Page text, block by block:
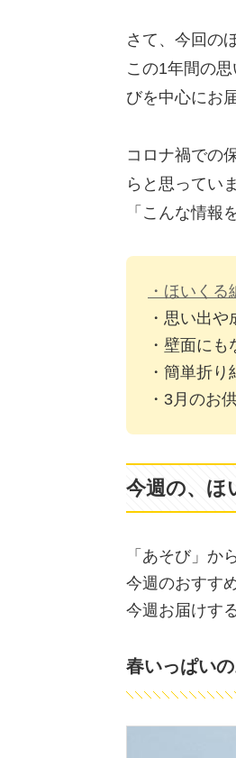
さて、今回の
この1年間の
びを中心にお
コロナ禍での
らと思ってい
「こんな情報
・ほいく
・思い出
・壁面に
・簡単折
・3月のお
今週の、ほ
「あそび」か
今週のおすす
今週お届けす
春いっぱい